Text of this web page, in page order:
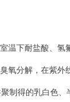
温下耐盐酸、
氧分解，在紫外
制得的乳白色